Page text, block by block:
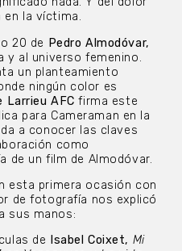
en la víctima.
20 de Pedro Almodóvar,
y al universo femenino.
un planteamiento
ningún color es
Larrieu AFC firma este
para Cameraman en la
a conocer las claves
como
de un film de Almodóvar.
esta primera ocasión con
de fotografía nos explicó
sus manos:
de Isabel Coixet, Mi